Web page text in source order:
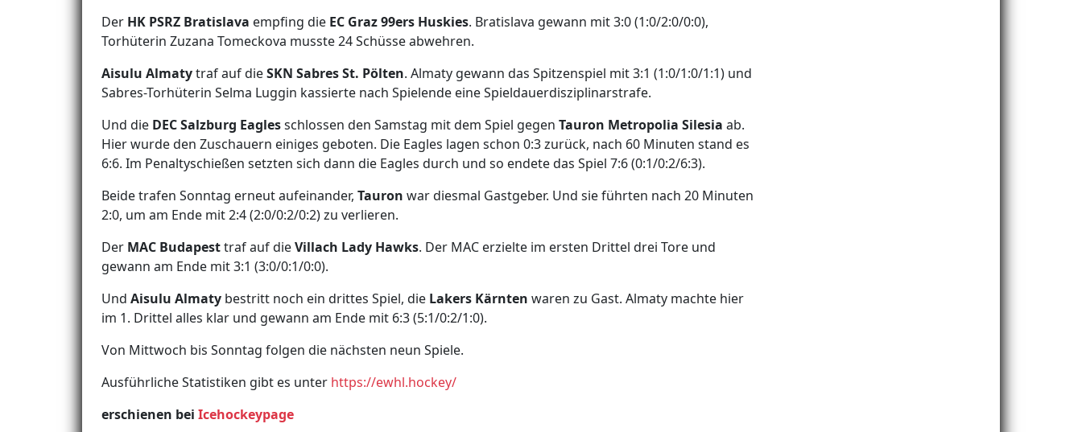
Der HK PSRZ Bratislava empfing die EC Graz 99ers Huskies. Bratislava gewann mit 3:0 (1:0/2:0/0:0),
Torhüterin Zuzana Tomeckova musste 24 Schüsse abwehren.
Aisulu Almatytraf auf dieSKN Sabres St. Pölten. Almaty gewann das Spitzenspiel mit 3:1 (1:0/1:0/1:1) und
Sabres-Torhüterin Selma Luggin kassierte nach Spielende eine Spieldauerdisziplinarstrafe.
Und die DEC Salzburg Eaglesschlossen den Samstag mit dem Spiel gegen Tauron Metropolia Silesia ab.
Hier wurde den Zuschauern einiges geboten. Die Eagles lagen schon 0:3 zurück, nach 60 Minuten stand es
6:6. Im Penaltyschießen setzten sich dann die Eagles durch und so endete das Spiel 7:6 (0:1/0:2/6:3).
Beide trafen Sonntag erneut aufeinander, Tauron war diesmal Gastgeber. Und sie führten nach 20 Minuten
2:0, um am Ende mit 2:4 (2:0/0:2/0:2) zu verlieren.
Der MAC Budapesttraf auf dieVillach Lady Hawks. Der MAC erzielte im ersten Drittel drei Tore und
gewann am Ende mit 3:1 (3:0/0:1/0:0).
Und Aisulu Almaty bestritt noch ein drittes Spiel, die Lakers Kärnten waren zu Gast. Almaty machte hier
im 1. Drittel alles klar und gewann am Ende mit 6:3 (5:1/0:2/1:0).
Von Mittwoch bis Sonntag folgen die nächsten neun Spiele.
Ausführliche Statistiken gibt es unter https://ewhl.hockey/
erschienen bei Icehockeypage